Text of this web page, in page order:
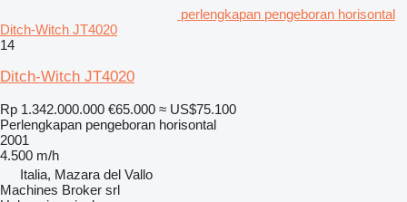
perlengkapan pengeboran horisontal
Ditch-Witch JT4020
14
Ditch-Witch JT4020
Rp 1.342.000.000 €65.000 ≈ US$75.100
Perlengkapan pengeboran horisontal
2001
4.500 m/h
Italia, Mazara del Vallo
Machines Broker srl